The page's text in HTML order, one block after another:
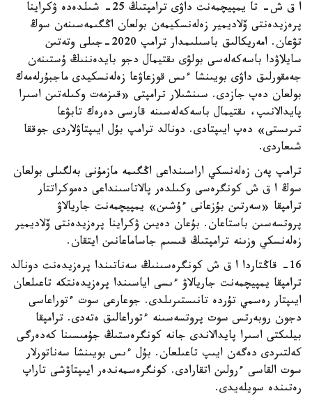
ا ق ش- تا يمپيچمەنت داۋى ترامپتىڭ 25- شىلدەدە ۋكراينا
پرەزيدەنتى ۆلاديمير زەلەنسكيمەن بولعان اڭگىمەسىنەن سوڭ
تۋعان. امەريكالىق باسىلىمدار ترامپ 2020-جىلى وتەتىن
سايلاۋدا باسەكەلەسى بولۋى ىقتيمال دجو بايدەننىڭ ۇستىنەن
جەمقورلىق داۋى بويىنشا ءىس قوزعاۋعا زەلەنسكيدى ماجبۇرلەمەك
بولعان دەپ جازدى. سىنشىلار ترامپتى «قىزمەت وكىلەتىن اسىرا
پايدالانىپ، ىقتيمال باسەكەلەسىنە قارسى دەرەك تابۋعا
تىرىستى» دەپ ايىپتادى. دونالد ترامپ بۇل ايىپتاۋلاردى جوققا
شىعاردى.
ترامپ پەن زەلەنسكي اراسىنداعى اڭگىمە مازمۇنى بەلگىلى بولعان
سوڭ ا ق ش كونگرەسى وكىلدەر پالاتاسىنداعى دەموكراتتار
ترامپقا «سەرتىن بۇزعانى ءۇشىن» يمپيچمەنت جاريالاۋ
پروتسەسىن باستاعان. بۇعان دەيىن ۋكراينا پرەزيدەنتى ۆلاديمير
زەلەنسكي وزىنە ترامپتىڭ قىسىم جاساماعانىن ايتقان.
16- قاڭتاردا ا ق ش كونگرەسىنىڭ سەناتىندا پرەزيدەنت دونالد
ترامپقا يمپيچمەنت جاريالاۋ ءىسى اياسىندا پرەزيدەنتكە تاعىلعان
ايىپتار رەسمي تۇردە تانىستىرىلدى. جوعارعى سوت ءتوراعاسى
دجون روبەرتس سوت پروتسەسىنە ءتوراعالىق ەتەدى. ترامپقا
بيلىكتى اسىرا پايدالاندى جانە كونگرەستىڭ جۇمىسىنا كەدەرگى
كەلتىردى دەگەن ايىپ تاعىلعان. بۇل ءىس بويىنشا سەناتورلار
سوت القاسى ءرولىن اتقارادى. كونگرەسمەندەر ايىپتاۋشى تاراپ
رەتىندە سويلەيدى.